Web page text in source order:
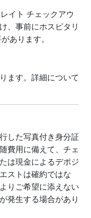
イト チェックアウ
、事前にホスピタリ
あります。
ます。詳細について
した写真付き身分証
費用に備えて、チェ
は現金によるデポジ
ストは確約ではな
りご希望に添えない
発生する場合があり